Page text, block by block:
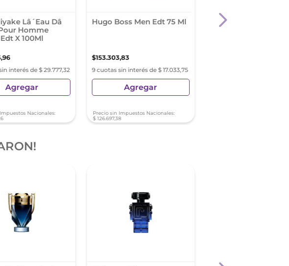
Lâ´Eau Dâ
Homme
X 100Ml
,96
interés de $ 29.777,32
Agregar
Nacionales:
Hugo Boss Men Edt 75 Ml
$153.303,83
9 cuotas sin interés de $ 17.033,75
Agregar
Precio sin Impuestos Nacionales:
$ 126.697,38
Hugo Boss Bottled
200Ml